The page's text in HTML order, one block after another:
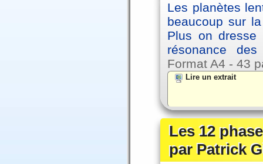
Les planètes
beaucoup sur
Plus on dresse
résonance
Format A4 - 43
Lire un extrait
Les 12
par Patrick